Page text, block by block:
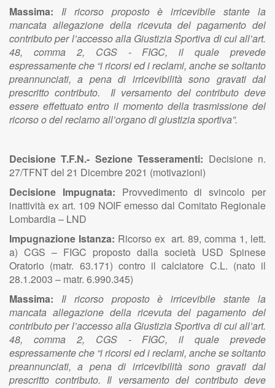
Massima: Il ricorso proposto è irricevibile stante la
mancata allegazione della ricevuta del pagamento del
contributo per l’accesso alla Giustizia Sportiva di cui all’art.
48, comma 2, CGS - FIGC, il quale prevede
espressamente che “i ricorsi ed i reclami, anche se soltanto
preannunciati, a pena di irricevibilità sono gravati dal
prescritto contributo. Il versamento del contributo deve
essere effettuato entro il momento della trasmissione del
ricorso o del reclamo all’organo di giustizia sportiva”.
Decisione T.F.N.- Sezione Tesseramenti: Decisione n.
27/TFNT del 21 Dicembre 2021 (motivazioni)
Decisione Impugnata: Provvedimento di svincolo per
inattività ex art. 109 NOIF emesso dal Comitato Regionale
Lombardia – LND
Impugnazione Istanza: Ricorso ex art. 89, comma 1, lett.
a) CGS – FIGC proposto dalla società USD Spinese
Oratorio (matr. 63.171) contro il calciatore C.L. (nato il
28.1.2003 – matr. 6.990.345)
Massima: Il ricorso proposto è irricevibile stante la
mancata allegazione della ricevuta del pagamento del
contributo per l’accesso alla Giustizia Sportiva di cui all’art.
48, comma 2, CGS - FIGC, il quale prevede
espressamente che “i ricorsi ed i reclami, anche se soltanto
preannunciati, a pena di irricevibilità sono gravati dal
prescritto contributo. Il versamento del contributo deve